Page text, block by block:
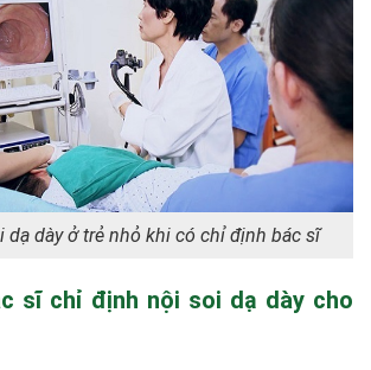
dạ dày ở trẻ nhỏ khi có chỉ định bác sĩ
sĩ chỉ định nội soi dạ dày cho